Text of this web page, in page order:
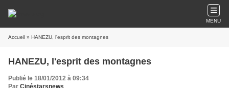
MENU
Accueil » HANEZU, l'esprit des montagnes
HANEZU, l'esprit des montagnes
Publié le 18/01/2012 à 09:34
Par Cinéstarsnews